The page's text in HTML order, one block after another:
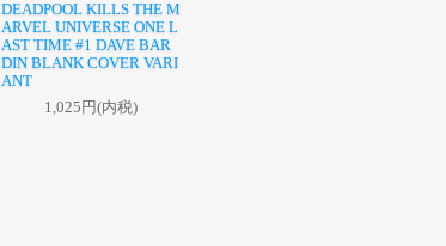
DEADPOOL KILLS THE M
ARVEL UNIVERSE ONE L
AST TIME #1 DAVE BAR
DIN BLANK COVER VARI
ANT
1,025円(内税)